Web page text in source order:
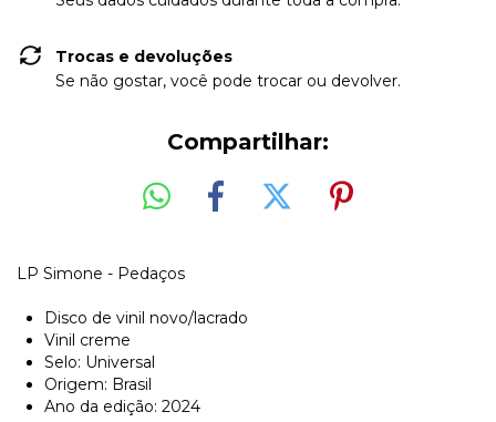
Trocas e devoluções
Se não gostar, você pode trocar ou devolver.
Compartilhar:
LP Simone - Pedaços
Disco de vinil novo/lacrado
Vinil creme
Selo: Universal
Origem: Brasil
Ano da edição: 2024